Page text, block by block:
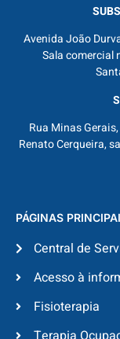
Avenida João
Sala comercial
Rua Minas
Renato Cerqueira,
PÁGINAS
Central de
Acesso à
Fisioterapia